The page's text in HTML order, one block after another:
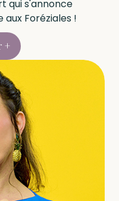
qui s'annonce
Foréziales !
+